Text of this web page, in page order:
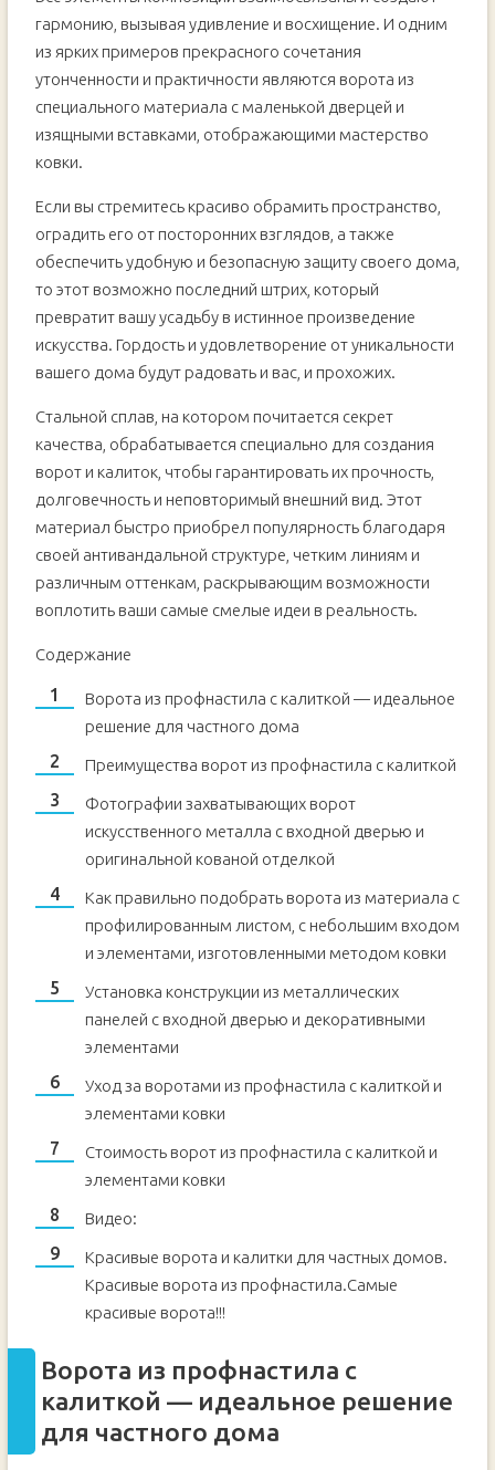
ворота!!!
гармонию, вызывая удивление и восхищение. И одним
из ярких примеров прекрасного сочетания
утонченности и практичности являются ворота из
специального материала с маленькой дверцей и
изящными вставками, отображающими мастерство
ковки.
Если вы стремитесь красиво обрамить пространство,
оградить его от посторонних взглядов, а также
обеспечить удобную и безопасную защиту своего дома,
то этот возможно последний штрих, который
превратит вашу усадьбу в истинное произведение
искусства. Гордость и удовлетворение от уникальности
вашего дома будут радовать и вас, и прохожих.
Стальной сплав, на котором почитается секрет
качества, обрабатывается специально для создания
ворот и калиток, чтобы гарантировать их прочность,
долговечность и неповторимый внешний вид. Этот
материал быстро приобрел популярность благодаря
своей антивандальной структуре, четким линиям и
различным оттенкам, раскрывающим возможности
воплотить ваши самые смелые идеи в реальность.
Содержание
Ворота из профнастила с калиткой — идеальное
решение для частного дома
Преимущества ворот из профнастила с калиткой
Фотографии захватывающих ворот
искусственного металла с входной дверью и
оригинальной кованой отделкой
Как правильно подобрать ворота из материала с
профилированным листом, с небольшим входом
и элементами, изготовленными методом ковки
Установка конструкции из металлических
панелей с входной дверью и декоративными
элементами
Уход за воротами из профнастила с калиткой и
элементами ковки
Стоимость ворот из профнастила с калиткой и
элементами ковки
Видео:
Красивые ворота и калитки для частных домов.
Красивые ворота из профнастила.Самые
красивые ворота!!!
Ворота из профнастила с
калиткой — идеальное решение
для частного дома